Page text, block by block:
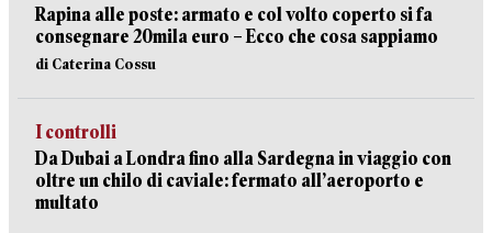
Rapina alle poste: armato e col volto coperto si fa
consegnare 20mila euro – Ecco che cosa sappiamo
di Caterina Cossu
I controlli
Da Dubai a Londra fino alla Sardegna in viaggio con
oltre un chilo di caviale: fermato all’aeroporto e
multato